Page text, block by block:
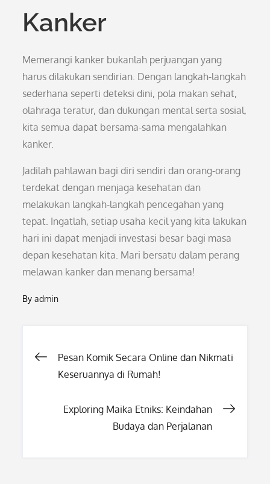
Kanker
Memerangi kanker bukanlah perjuangan yang
harus dilakukan sendirian. Dengan langkah-langkah
sederhana seperti deteksi dini, pola makan sehat,
olahraga teratur, dan dukungan mental serta sosial,
kita semua dapat bersama-sama mengalahkan
kanker.
Jadilah pahlawan bagi diri sendiri dan orang-orang
terdekat dengan menjaga kesehatan dan
melakukan langkah-langkah pencegahan yang
tepat. Ingatlah, setiap usaha kecil yang kita lakukan
hari ini dapat menjadi investasi besar bagi masa
depan kesehatan kita. Mari bersatu dalam perang
melawan kanker dan menang bersama!
Byadmin
Post
Pesan Komik Secara Online dan Nikmati
Keseruannya di Rumah!
Exploring Maika Etniks: Keindahan
Budaya dan Perjalanan